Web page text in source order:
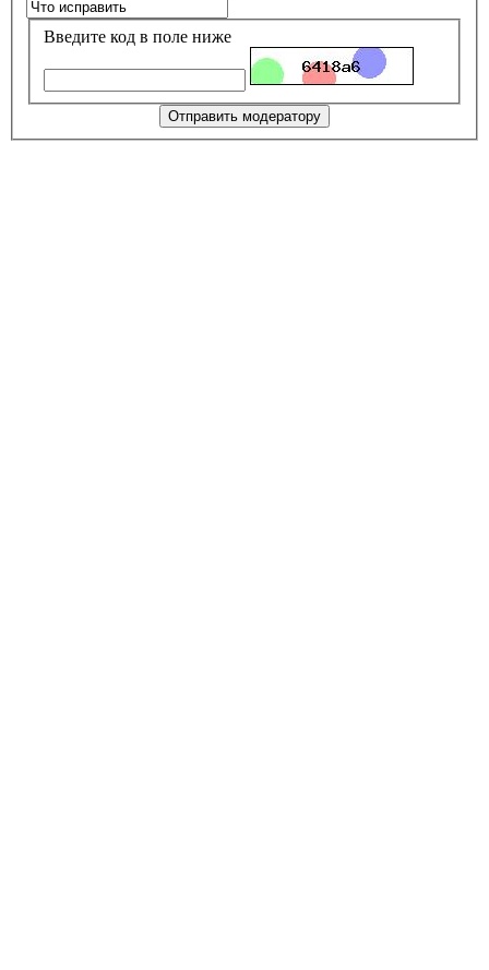
Введите код в поле ниже
Отправить модератору